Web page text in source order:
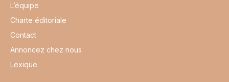
L’équipe
Charte éditoriale
Contact
Annoncez chez nous
Lexique